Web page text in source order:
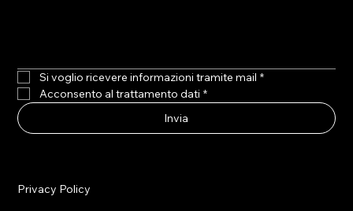
Si voglio ricevere informazioni tramite mail *
Acconsento al trattamento dati *
Invia
Privacy Policy